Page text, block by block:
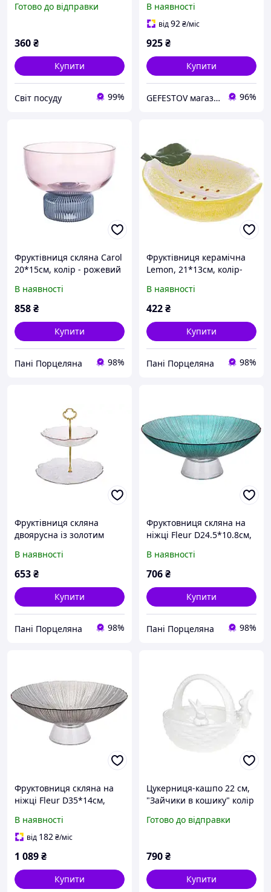
035)
Готово до відправки
360₴
Купити
Світ посуду 99%
В наявності
від92₴/міс
925₴
Купити
GEFESTOV магазин сувенірів та подарунків (опт-роздріб) 96%
Фруктівниця скляна Carol
20*15см, колір - рожевий
В наявності
858₴
Купити
Пані Порцеляна 98%
Фруктівниця керамічна
Lemon, 21*13см, колір-
В наявності
422₴
Купити
Пані Порцеляна 98%
Фруктівниця скляна
двоярусна із золотим
В наявності
653₴
Купити
Пані Порцеляна 98%
Фруктовниця скляна на
ніжці Fleur D24.5*10.8см,
золотим обідком
В наявності
706₴
Купити
Пані Порцеляна 98%
Фруктовниця скляна на
ніжці Fleur D35*14см,
золотим обідком
В наявності
від 182₴/міс
1 089₴
Купити
Цукерниця-кашпо 22 см,
"Зайчики в кошику" колір
Готово до відправки
790₴
Купити